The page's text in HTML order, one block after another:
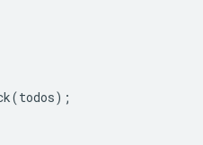
(todos);